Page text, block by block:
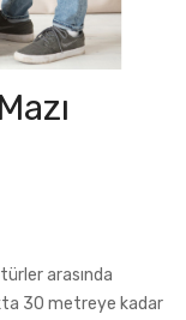
arasında
30 metreye kadar